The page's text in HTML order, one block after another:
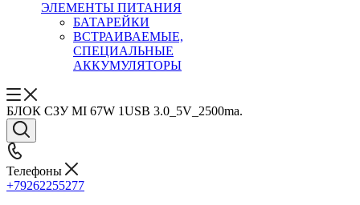
ЭЛЕМЕНТЫ ПИТАНИЯ
БАТАРЕЙКИ
ВСТРАИВАЕМЫЕ,
СПЕЦИАЛЬНЫЕ
АККУМУЛЯТОРЫ
БЛОК СЗУ MI 67W 1USB 3.0_5V_2500ma.
Телефоны
+79262255277